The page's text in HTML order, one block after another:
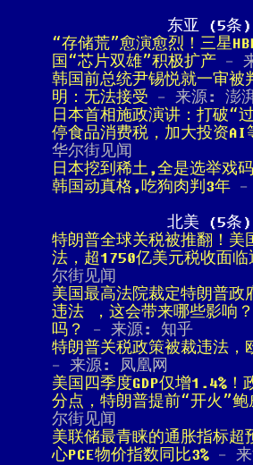
东亚 (5条)
“存储荒”愈演愈烈！三星
国“芯片双雄”积极扩产 -
韩国前总统尹锡悦就一审被
明：无法接受 - 来源: 澎
日本首相施政演讲：打破“
停食品消费税，加大投资AI
华尔街见闻
日本挖到稀土,全是选举戏码
韩国动真格,吃狗肉判3年 -
北美 (5条)
特朗普全球关税被推翻！美
法，超1750亿美元税收面临
尔街见闻
美国最高法院裁定特朗普政
违法 ，这会带来哪些影响
吗？
- 来源: 知乎
特朗普关税政策被裁违法，
- 来源: 凤凰网
美国四季度GDP仅增1.4%！
分点，特朗普提前“开火”鲍
尔街见闻
美联储最青睐的通胀指标超
心PCE物价指数同比3% - 来